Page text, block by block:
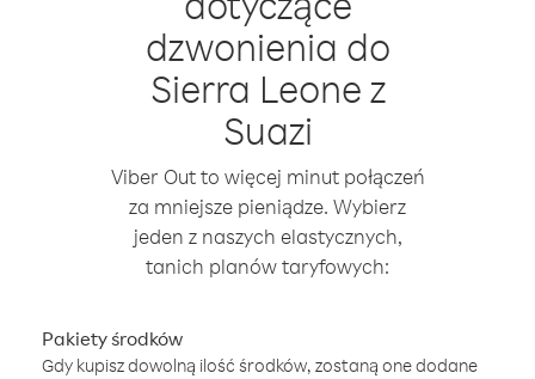
dzwonienia do
Sierra Leone z
Suazi
Viber Out to więcej minut połączeń
za mniejsze pieniądze. Wybierz
jeden z naszych elastycznych,
tanich planów taryfowych:
Pakiety środków
Gdy kupisz dowolną ilość środków, zostaną one dodane